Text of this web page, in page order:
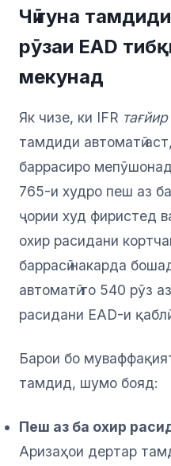
Чӣ гуна
рӯзаи EAD
мекунад
Як чизе, ки IFR
тамдиди автоматӣ
баррасиро
765-и худро пеш аз
ҷории худ фиристед
охир расидани
баррасӣ накарда
автоматӣ то 540 рӯз
расидани EAD-и
Барои бо
тамдид, шумо бояд:
Пеш аз ба охир
Аризаҳои дертар